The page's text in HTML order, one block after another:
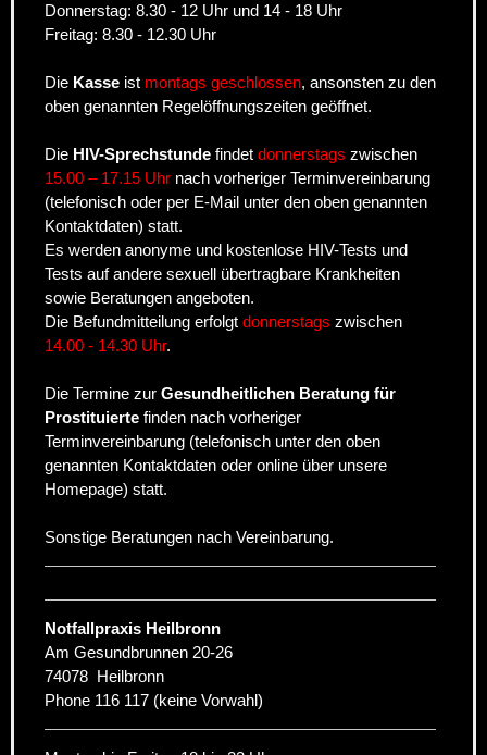
Donnerstag: 8.30 - 12 Uhr und 14 - 18 Uhr
Freitag: 8.30 - 12.30 Uhr
Die Kasseist montags geschlossen, ansonsten zu den
oben genannten Regelöffnungszeiten geöffnet.
Die HIV-Sprechstundefindet donnerstags zwischen
15.00 – 17.15 Uhrnach vorheriger Terminvereinbarung
(telefonisch oder per E-Mail unter den oben genannten
Kontaktdaten) statt.
Es werden anonyme und kostenlose HIV-Tests und
Tests auf andere sexuell übertragbare Krankheiten
sowie Beratungen angeboten.
Die Befundmitteilung erfolgt donnerstags zwischen
14.00 - 14.30 Uhr.
Die Termine zur Gesundheitlichen Beratung für
Prostituiertefinden nach vorheriger
Terminvereinbarung (telefonisch unter den oben
genannten Kontaktdaten oder online über unsere
Homepage) statt.
Sonstige Beratungen nach Vereinbarung.
Notfallpraxis Heilbronn
Am Gesundbrunnen 20-26
74078 Heilbronn
Phone 116 117 (keine Vorwahl)